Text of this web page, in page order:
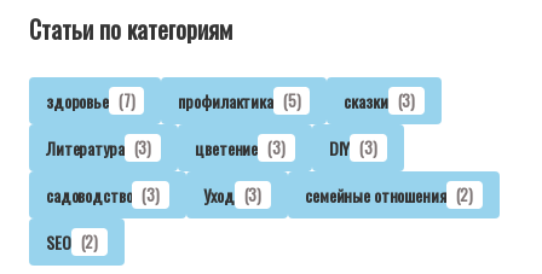
Статьи по категориям
здоровье (7) профилактика (5) сказки (3)
Литература (3) цветение (3) DIY (3)
садоводство (3) Уход (3) семейные отношения (2)
SEO (2)